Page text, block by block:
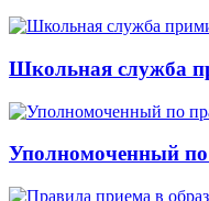
Школьная служба
Уполномоченный